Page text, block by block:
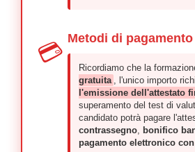
💳
Metodi di pagamento
Ricordiamo che la
gratuita , l'unico importo
l'emissione dell'attestato
superamento del test di
candidato potrà pagare
contrassegno, bonifico
pagamento elettronico